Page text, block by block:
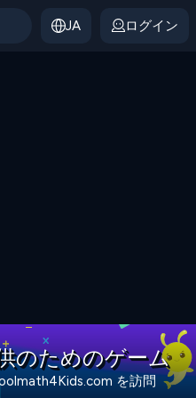
JA ログイン
のためのゲーム
を訪問